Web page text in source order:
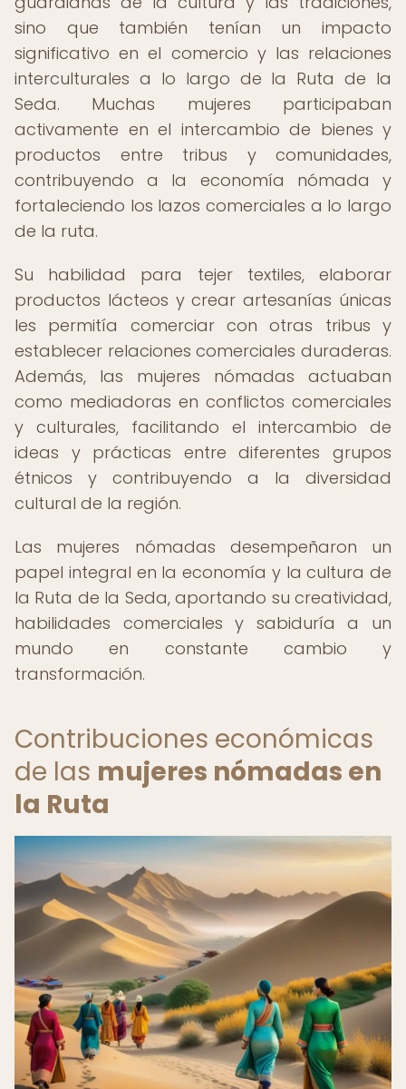
sino que también tenían un impacto
significativo en el comercio y las relaciones
interculturales a lo largo de la Ruta de la
Seda. Muchas mujeres participaban
activamente en el intercambio de bienes y
productos entre tribus y comunidades,
contribuyendo a la economía nómada y
fortaleciendo los lazos comerciales a lo largo
de la ruta.
Su habilidad para tejer textiles, elaborar
productos lácteos y crear artesanías únicas
les permitía comerciar con otras tribus y
establecer relaciones comerciales duraderas.
Además, las mujeres nómadas actuaban
como mediadoras en conflictos comerciales
y culturales, facilitando el intercambio de
ideas y prácticas entre diferentes grupos
étnicos y contribuyendo a la diversidad
cultural de la región.
Las mujeres nómadas desempeñaron un
papel integral en la economía y la cultura de
la Ruta de la Seda, aportando su creatividad,
habilidades comerciales y sabiduría a un
mundo en constante cambio y
transformación.
Contribuciones económicas
de las mujeres nómadas en
la Ruta